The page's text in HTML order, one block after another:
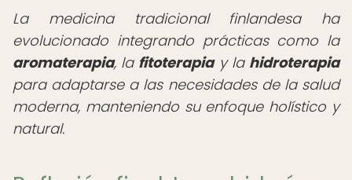
La medicina tradicional finlandesa ha
evolucionado integrando prácticas como la
aromaterapia, la fitoterapiay la hidroterapia
para adaptarse a las necesidades de la salud
moderna, manteniendo su enfoque holístico y
natural.